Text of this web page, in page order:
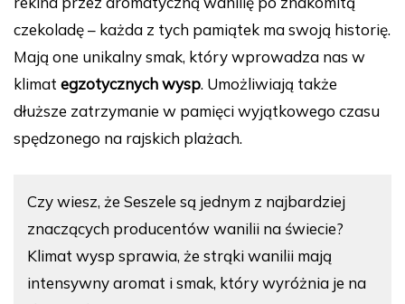
czekoladę – każda z tych pamiątek ma swoją historię.
Mają one unikalny smak, który wprowadza nas w
klimat egzotycznych wysp. Umożliwiają także
dłuższe zatrzymanie w pamięci wyjątkowego czasu
spędzonego na rajskich plażach.
Czy wiesz, że Seszele są jednym z najbardziej
znaczących producentów wanilii na świecie?
Klimat wysp sprawia, że strąki wanilii mają
intensywny aromat i smak, który wyróżnia je na